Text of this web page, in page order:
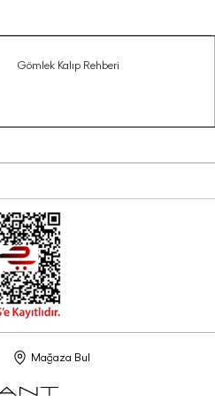
Gömlek Kalıp Rehberi
Mağaza Bul